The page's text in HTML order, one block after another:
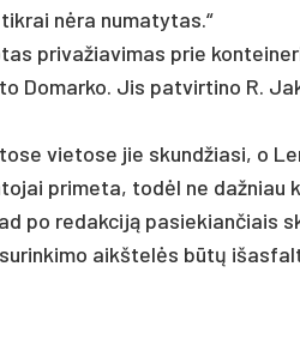
nėra nu­ma­ty­tas.“
pri­va­žia­vi­mas prie
Do­mar­ko. Jis pa­tvir­ti­no R.
vie­to­se jie skund­žia­si, o
pri­me­ta, todėl ne daž­niau
po re­dak­ciją pa­sie­kian­čiais
aikš­telės būtų